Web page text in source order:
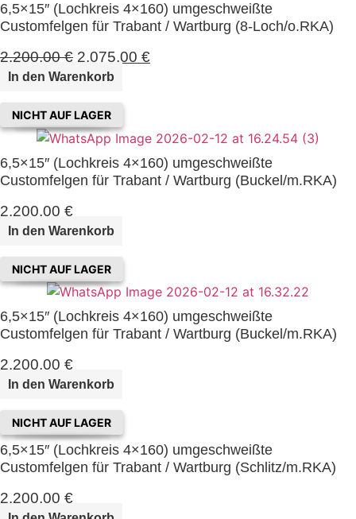
P
r
e
i
w
a
r
:
6
5
0
0
0
€
i
s
t
,
0
0
6,5×15″ (Lochkreis 4×160) umgeschweißte
Customfelgen für Trabant / Wartburg (8-Loch/o.RKA)
2.200,00€ U
r
p
r
n
g
i
h
e
P
r
i
w
a
r
:
.
2.075,00 €
e
l
e
i
s
i
s
7
5
In den Warenkorb
NICHT AUF LAGER
6,5×15″ (Lochkreis 4×160) umgeschweißte
Customfelgen für Trabant / Wartburg (Buckel/m.RKA)
2.200,00 €
In den Warenkorb
NICHT AUF LAGER
6,5×15″ (Lochkreis 4×160) umgeschweißte
Customfelgen für Trabant / Wartburg (Buckel/m.RKA)
2.200,00 €
In den Warenkorb
NICHT AUF LAGER
6,5×15″ (Lochkreis 4×160) umgeschweißte
Customfelgen für Trabant / Wartburg (Schlitz/m.RKA)
2.200,00 €